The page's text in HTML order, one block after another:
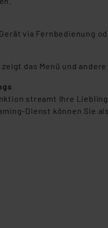
Nähere Infos zu diesen
Daten in
Kommission sowie einer
Daten, verbundenen
via Fernbedienung
zeigt das Menü und
streamt Ihre
Dienst können Sie